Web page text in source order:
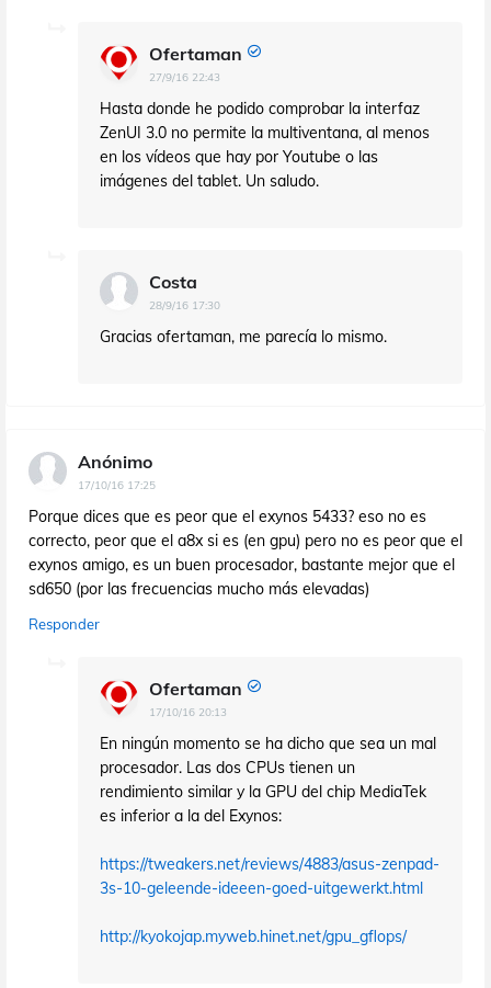
Ofertaman
27/9/16 22:43
Hasta donde he podido comprobar la interfaz
ZenUI 3.0 no permite la multiventana, al menos
en los vídeos que hay por Youtube o las
imágenes del tablet. Un saludo.
Costa
28/9/16 17:30
Gracias ofertaman, me parecía lo mismo.
Anónimo
17/10/16 17:25
Porque dices que es peor que el exynos 5433? eso no es
correcto, peor que el a8x si es (en gpu) pero no es peor que el
exynos amigo, es un buen procesador, bastante mejor que el
sd650 (por las frecuencias mucho más elevadas)
Responder
Ofertaman
17/10/16 20:13
En ningún momento se ha dicho que sea un mal
procesador. Las dos CPUs tienen un
rendimiento similar y la GPU del chip MediaTek
es inferior a la del Exynos:
https://tweakers.net/reviews/4883/asus-zenpad-
3s-10-geleende-ideeen-goed-uitgewerkt.html
http://kyokojap.myweb.hinet.net/gpu_gflops/